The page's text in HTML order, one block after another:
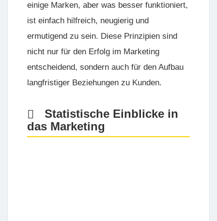
einige Marken, aber was besser funktioniert,
ist einfach hilfreich, neugierig und
ermutigend zu sein. Diese Prinzipien sind
nicht nur für den Erfolg im Marketing
entscheidend, sondern auch für den Aufbau
langfristiger Beziehungen zu Kunden.
Statistische Einblicke in
das Marketing